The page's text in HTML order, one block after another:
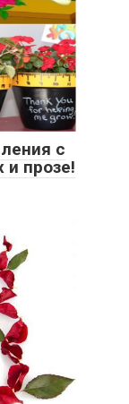
с
и прозе!